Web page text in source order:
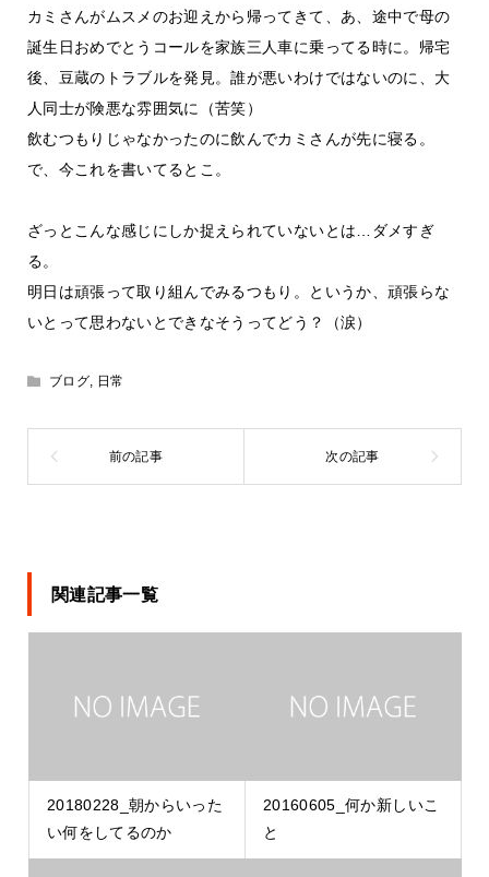
カミさんがムスメのお迎えから帰ってきて、あ、途中で母の
誕生日おめでとうコールを家族三人車に乗ってる時に。帰宅
後、豆蔵のトラブルを発見。誰が悪いわけではないのに、大
人同士が険悪な雰囲気に（苦笑）
飲むつもりじゃなかったのに飲んでカミさんが先に寝る。
で、今これを書いてるとこ。
ざっとこんな感じにしか捉えられていないとは…ダメすぎ
る。
明日は頑張って取り組んでみるつもり。というか、頑張らな
いとって思わないとできなそうってどう？（涙）
ブログ, 日常
関連記事一覧
20180228_朝からいった
い何をしてるのか
20160605_何か新しいこ
と